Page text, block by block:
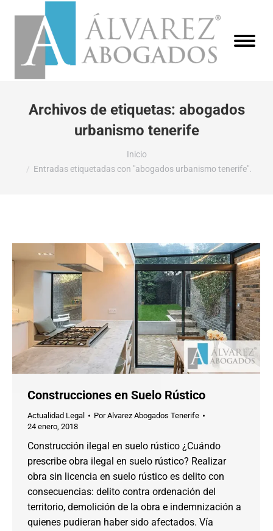
Archivos de etiquetas: abogados
urbanismo tenerife
Inicio
Entradas etiquetadas con "abogados urbanismo tenerife".
Construcciones en Suelo Rústico
Actualidad Legal PorAlvarez Abogados Tenerife
24 enero, 2018
Construcción ilegal en suelo rústico ¿Cuándo
prescribe obra ilegal en suelo rústico? Realizar
obra sin licencia en suelo rústico es delito con
consecuencias: delito contra ordenación del
territorio, demolición de la obra e indemnización a
quienes pudieran haber sido afectados. Vía